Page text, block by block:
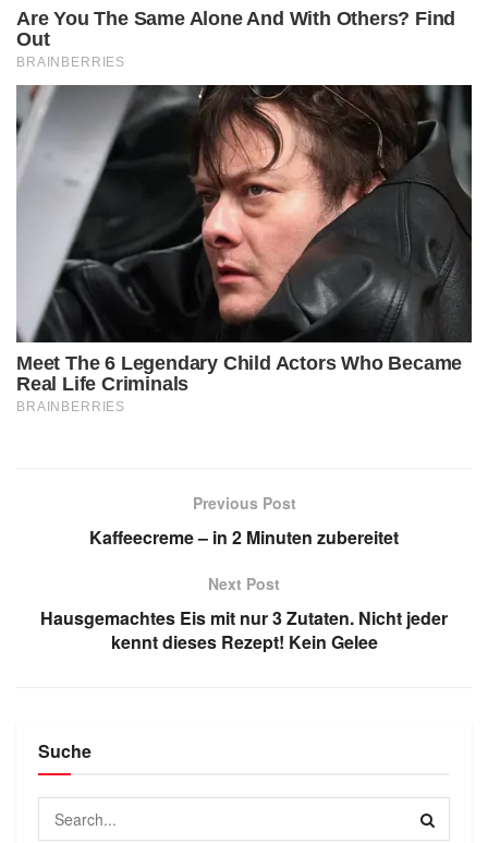
Previous Post
Kaffeecreme – in 2 Minuten zubereitet
Next Post
Hausgemachtes Eis mit nur 3 Zutaten. Nicht jeder
kennt dieses Rezept! Kein Gelee
Suche